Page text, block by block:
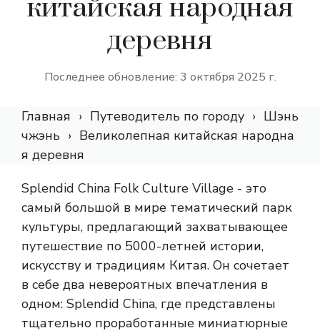
китайская народная
деревня
Последнее обновление: 3 октября 2025 г.
Главная Путеводитель по городу
Шэнь
чжэнь
Великолепная китайская народна
я деревня
Splendid China Folk Culture Village - это
самый большой в мире тематический парк
культуры, предлагающий захватывающее
путешествие по 5000-летней истории,
искусству и традициям Китая. Он сочетает
в себе два невероятных впечатления в
одном: Splendid China, где представлены
тщательно проработанные миниатюрные